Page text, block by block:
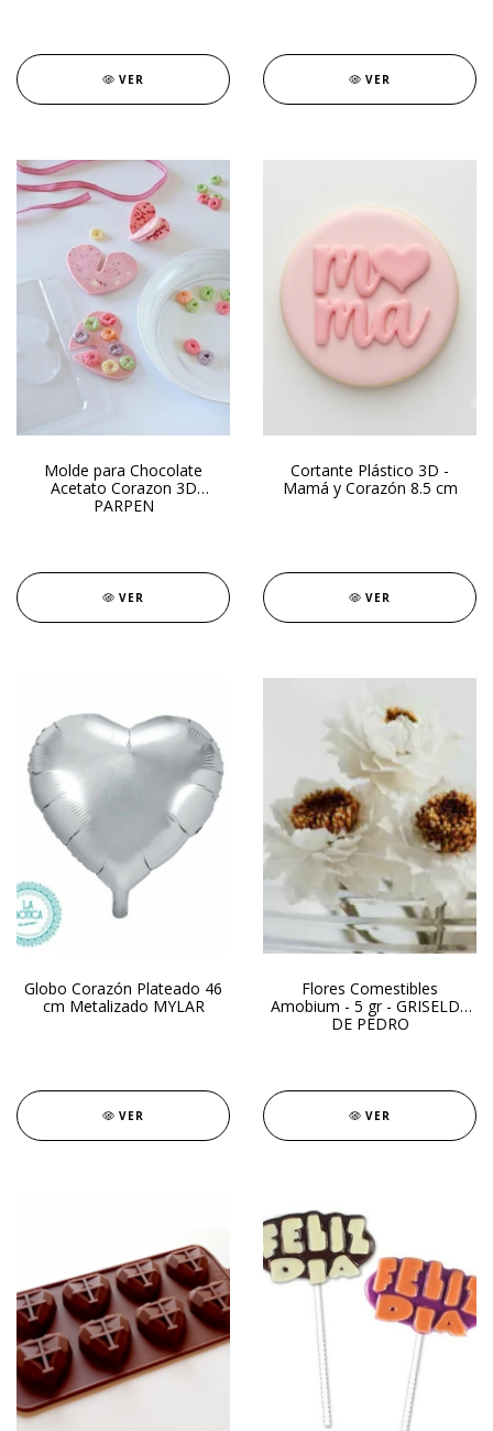
VER VER
Molde para Chocolate
Acetato Corazon 3D
PARPEN
VER
Cortante Plástico 3D -
Mamá y Corazón 8.5 cm
VER
Globo Corazón Plateado 46
cm Metalizado MYLAR
VER
Flores Comestibles
Amobium - 5 gr - GRISELDA
DE PEDRO
VER